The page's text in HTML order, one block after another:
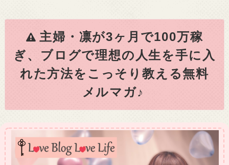
主婦・凛が3ヶ月で100万稼
ぎ、ブログで理想の人生を手に入
れた方法をこっそり教える無料
メルマガ♪